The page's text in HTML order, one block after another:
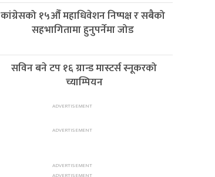
कांग्रेसको १५औँ महाधिवेशन निष्पक्ष र सबैको
सहभागितामा हुनुपर्नेमा जोड
सविन बने टप १६ ग्रान्ड मास्टर्स स्नूकरको
च्याम्पियन